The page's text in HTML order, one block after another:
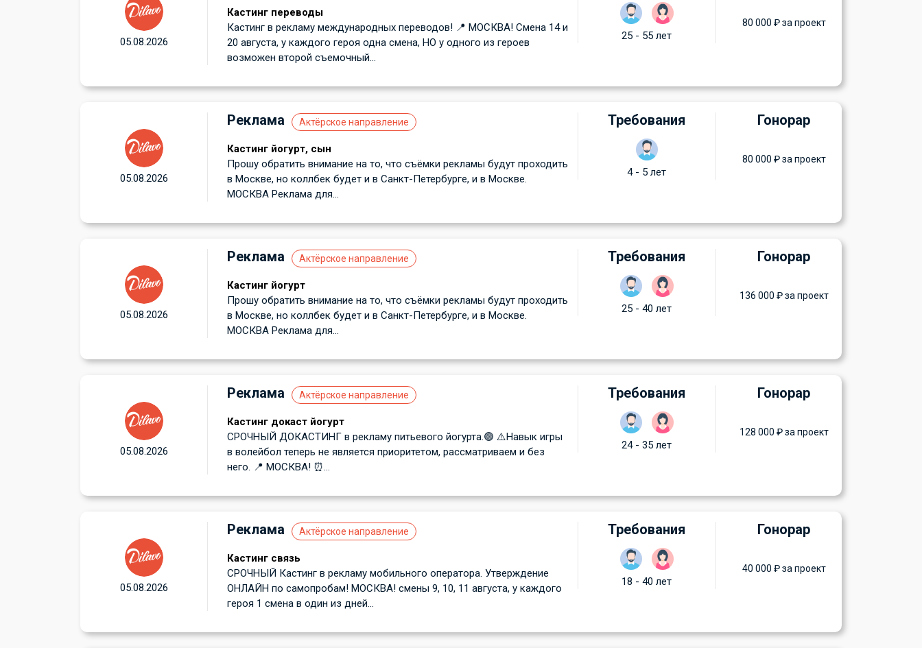
Кастинг переводы
Кастинг в рекламу международных переводов! 📍 МОСКВА! Смена 14 и
20 августа, у каждого героя одна смена, НО у одного из героев
возможен второй съемочный...
25 - 55 лет
80 000 ₽ за проект
05.08.2026
Реклама Актёрское направление
Кастинг йогурт, сын
Прошу обратить внимание на то, что съёмки рекламы будут проходить
в Москве, но коллбек будет и в Санкт-Петербурге, и в Москве.
МОСКВА Реклама для...
Требования
4 - 5 лет
Гонорар
80 000 ₽ за проект
05.08.2026
Реклама Актёрское направление
Кастинг йогурт
Прошу обратить внимание на то, что съёмки рекламы будут проходить
в Москве, но коллбек будет и в Санкт-Петербурге, и в Москве.
МОСКВА Реклама для...
Требования
25 - 40 лет
Гонорар
136 000 ₽ за проект
05.08.2026
Реклама Актёрское направление
Кастинг докаст йогурт
СРОЧНЫЙ ДОКАСТИНГ в рекламу питьевого йогурта.🟢 ⚠️Навык игры
в волейбол теперь не является приоритетом, рассматриваем и без
него. 📍 МОСКВА! ⏰...
Требования
24 - 35 лет
Гонорар
128 000 ₽ за проект
05.08.2026
Реклама Актёрское направление
Кастинг связь
СРОЧНЫЙ Кастинг в рекламу мобильного оператора. Утверждение
ОНЛАЙН по самопробам! МОСКВА! смены 9, 10, 11 августа, у каждого
героя 1 смена в один из дней...
Требования
18 - 40 лет
Гонорар
40 000 ₽ за проект
05.08.2026